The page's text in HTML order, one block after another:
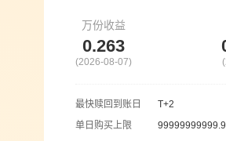
万份收益
0.263
(2026-08-07)
最快赎回到账日 T+2
单日购买上限